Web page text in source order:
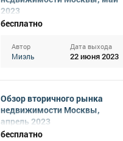
2023
бесплатно
Автор
Миэль
Дата выхода
22 июня 2023
Обзор вторичного рынка
недвижимости Москвы,
апрель 2023
бесплатно